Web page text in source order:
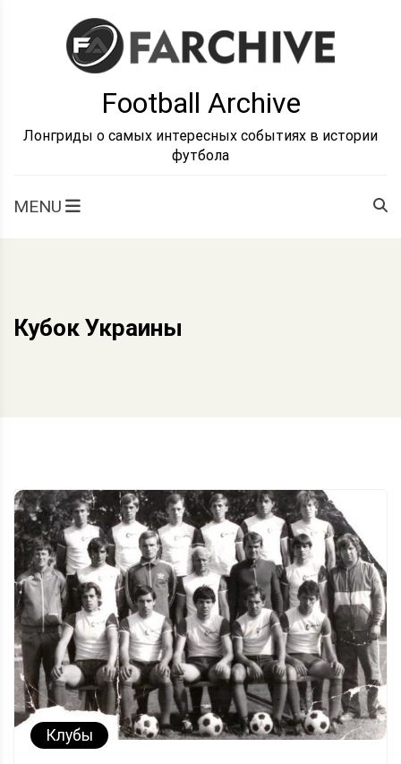
Football Archive
Лонгриды о самых интересных событиях в истории
футбола
MENU
Кубок Украины
Клубы